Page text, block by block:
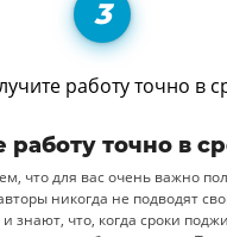
работу точно в
что для вас очень важно
никогда не подводят
знают, что, когда сроки